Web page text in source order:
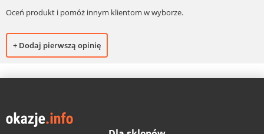
Oceń produkt i pomóż innym klientom w wyborze.
+ Dodaj pierwszą opinię